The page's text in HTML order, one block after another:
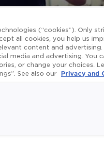
(“cookies”). Only
all cookies, you help us
content and advertising.
media and advertising. You
or change your choices.
See also our
Privacy and